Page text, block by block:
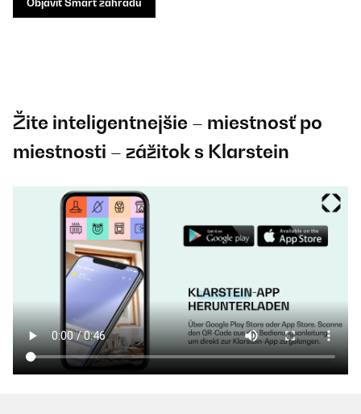
Objaviť Smart záhradu
Žite inteligentnejšie – miestnosť po
miestnosti – zážitok s Klarstein